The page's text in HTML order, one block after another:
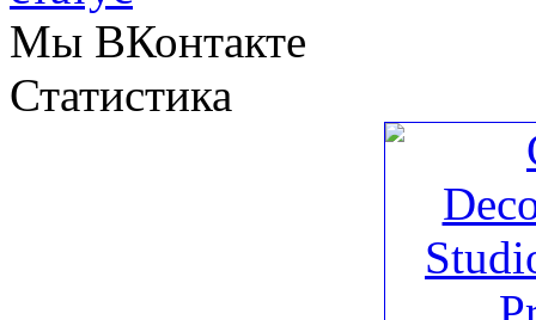
Мы ВКонтакте
Статистика